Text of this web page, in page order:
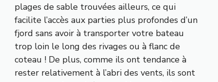
plages de sable trouvées ailleurs, ce qui
facilite l’accès aux parties plus profondes d’un
fjord sans avoir à transporter votre bateau
trop loin le long des rivages ou à flanc de
coteau ! De plus, comme ils ont tendance à
rester relativement à l’abri des vents, ils sont